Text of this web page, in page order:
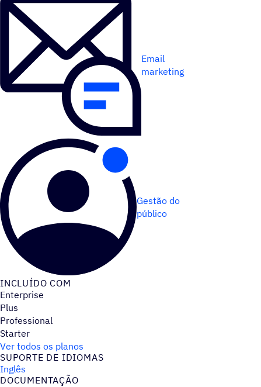
Email
marketing
Gestão do
público
INCLUÍDO COM
Enterprise
Plus
Professional
Starter
Ver todos os planos
SUPORTE DE IDIOMAS
Inglês
DOCUMENTAÇÃO